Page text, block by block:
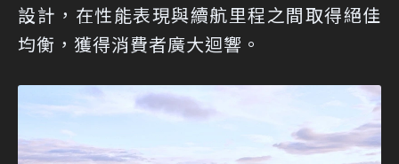
設計，在性能表現與續航里程之間取得絕佳
均衡，獲得消費者廣大迴響。